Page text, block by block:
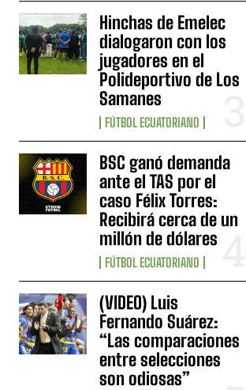
Hinchas de Emelec
dialogaron con los
jugadores en el
Polideportivo de Los
Samanes
FÚTBOL ECUATORIANO
BSC ganó demanda
ante el TAS por el
caso Félix Torres:
Recibirá cerca de un
millón de dólares
FÚTBOL ECUATORIANO
(VIDEO) Luis
Fernando Suárez:
“Las comparaciones
entre selecciones
son odiosas”